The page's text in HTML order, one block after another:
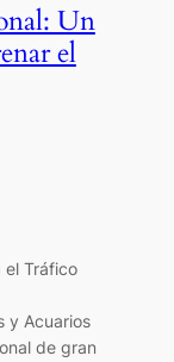
Un
el
el Tráfico
y Acuarios
de gran